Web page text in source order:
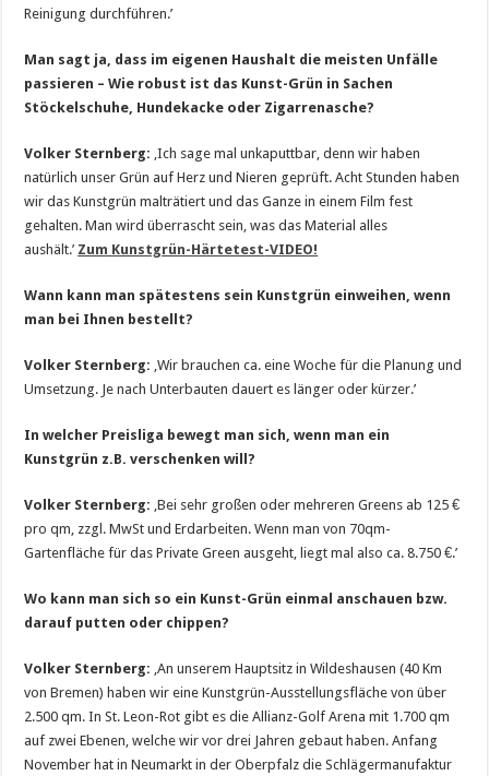
Reinigung durchführen.’
Man sagt ja, dass im eigenen Haushalt die meisten Unfälle
passieren – Wie robust ist das Kunst-Grün in Sachen
Stöckelschuhe, Hundekacke oder Zigarrenasche?
Volker Sternberg: ‚Ich sage mal unkaputtbar, denn wir haben
natürlich unser Grün auf Herz und Nieren geprüft. Acht Stunden haben
wir das Kunstgrün malträtiert und das Ganze in einem Film fest
gehalten. Man wird überrascht sein, was das Material alles
aushält.’ Zum Kunstgrün-Härtetest-VIDEO!
Wann kann man spätestens sein Kunstgrün einweihen, wenn
man bei Ihnen bestellt?
Volker Sternberg: ‚Wir brauchen ca. eine Woche für die Planung und
Umsetzung. Je nach Unterbauten dauert es länger oder kürzer.’
In welcher Preisliga bewegt man sich, wenn man ein
Kunstgrün z.B. verschenken will?
Volker Sternberg: ‚Bei sehr großen oder mehreren Greens ab 125 €
pro qm, zzgl. MwSt und Erdarbeiten. Wenn man von 70qm-
Gartenfläche für das Private Green ausgeht, liegt mal also ca. 8.750 €.’
Wo kann man sich so ein Kunst-Grün einmal anschauen bzw.
darauf putten oder chippen?
Volker Sternberg: ‚An unserem Hauptsitz in Wildeshausen (40 Km
von Bremen) haben wir eine Kunstgrün-Ausstellungsfläche von über
2.500 qm. In St. Leon-Rot gibt es die Allianz-Golf Arena mit 1.700 qm
auf zwei Ebenen, welche wir vor drei Jahren gebaut haben. Anfang
November hat in Neumarkt in der Oberpfalz die Schlägermanufaktur